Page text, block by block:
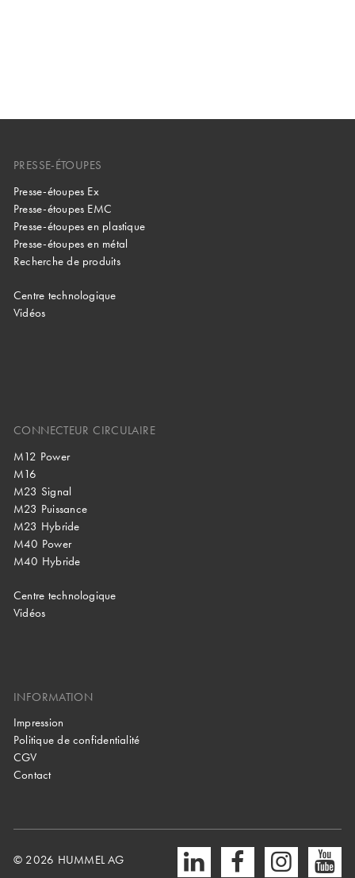
PRESSE-ÉTOUPES
Presse-étoupes Ex
Presse-étoupes EMC
Presse-étoupes en plastique
Presse-étoupes en métal
Recherche de produits
Centre technologique
Vidéos
CONNECTEUR CIRCULAIRE
M12 Power
M16
M23 Signal
M23 Puissance
M23 Hybride
M40 Power
M40 Hybride
Centre technologique
Vidéos
INFORMATION
Impression
Politique de confidentialité
CGV
Contact
© 2026 HUMMEL AG